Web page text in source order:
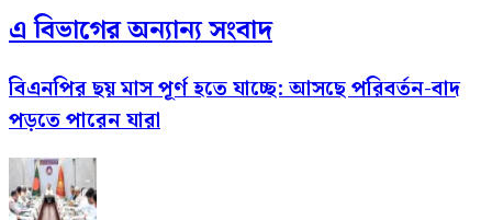
এ বিভাগের অন্যান্য সংবাদ
বিএনপির ছয় মাস পূর্ণ হতে যাচ্ছে: আসছে পরিবর্তন-বাদ
পড়তে পারেন যারা